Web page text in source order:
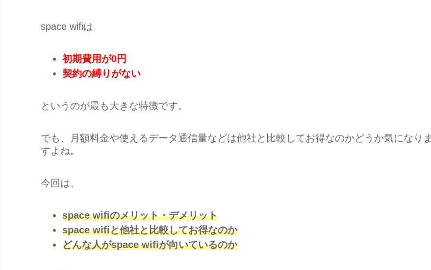
space wifiは
初期費用が0円
契約の縛りがない
というのが最も大きな特徴です。
でも、月額料金や使えるデータ通信量などは他社と比較してお得なのかどうか気になりま
すよね。
今回は、
space wifiのメリット・デメリット
space wifiと他社と比較してお得なのか
どんな人がspace wifiが向いているのか